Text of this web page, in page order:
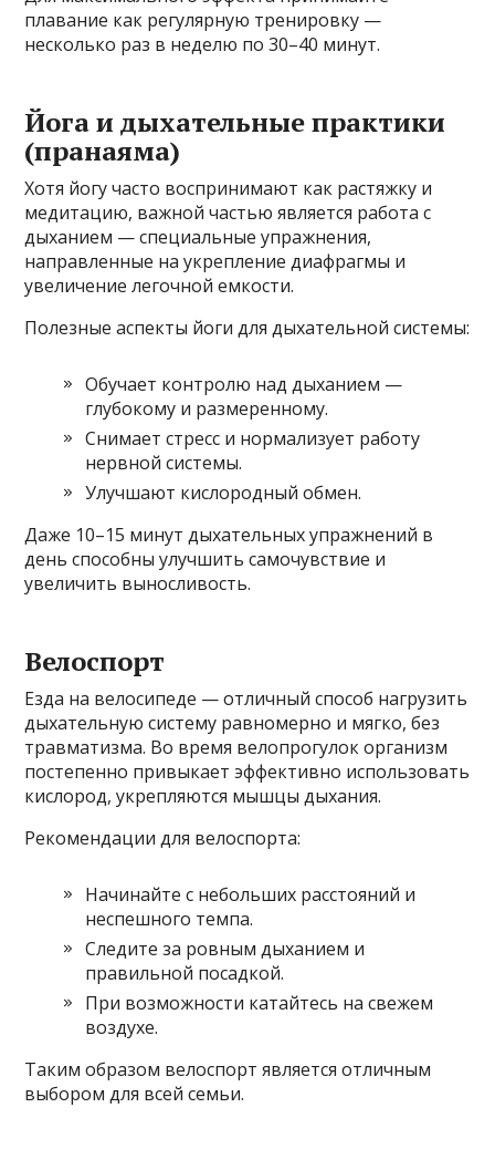
плавание как регулярную тренировку —
несколько раз в неделю по 30–40 минут.
Йога и дыхательные практики
(пранаяма)
Хотя йогу часто воспринимают как растяжку и
медитацию, важной частью является работа с
дыханием — специальные упражнения,
направленные на укрепление диафрагмы и
увеличение легочной емкости.
Полезные аспекты йоги для дыхательной системы:
Обучает контролю над дыханием —
глубокому и размеренному.
Снимает стресс и нормализует работу
нервной системы.
Улучшают кислородный обмен.
Даже 10–15 минут дыхательных упражнений в
день способны улучшить самочувствие и
увеличить выносливость.
Велоспорт
Езда на велосипеде — отличный способ нагрузить
дыхательную систему равномерно и мягко, без
травматизма. Во время велопрогулок организм
постепенно привыкает эффективно использовать
кислород, укрепляются мышцы дыхания.
Рекомендации для велоспорта:
Начинайте с небольших расстояний и
неспешного темпа.
Следите за ровным дыханием и
правильной посадкой.
При возможности катайтесь на свежем
воздухе.
Таким образом велоспорт является отличным
выбором для всей семьи.